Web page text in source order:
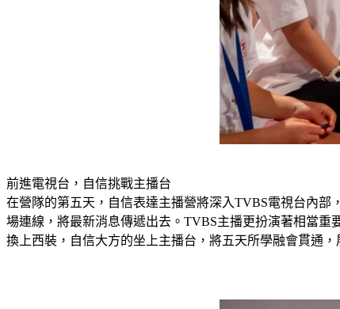
前進電視台，自信挑戰主播台
在營隊的第五天，自信表達主播營將深入TVBS電視台內
場連線，將最新消息傳遞出去。TVBS主播更扮演著相當
換上西裝，自信大方的坐上主播台，將五天所學融會貫通，